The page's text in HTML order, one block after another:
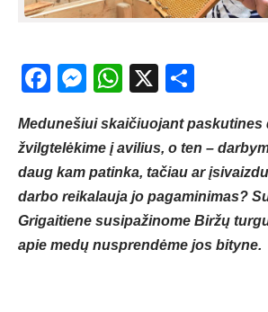
Facebook
Messenger
WhatsApp
X
Medunešiui skaičiuojant paskutines
žvilgtelėkime į avilius, o ten –
daug kam patinka, tačiau ar
darbo reikalauja jo pagaminimas?
Grigaitiene susipažinome Biržų
apie medų nusprendėme jos bityne.